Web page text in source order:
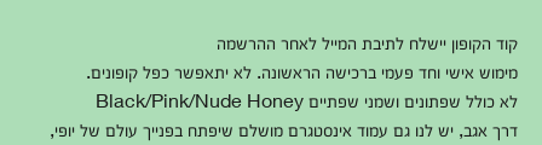
קוד הקופון יישלח לתיבת המייל לאחר ההרשמה
מימוש אישי וחד פעמי ברכישה הראשונה. לא יתאפשר כפל קופונים.
לא כולל שפתונים ושמני שפתיים Black/Pink/Nude Honey
דרך אגב, יש לנו גם עמוד אינסטגרם מושלם שיפתח בפנייך עולם של יופי,